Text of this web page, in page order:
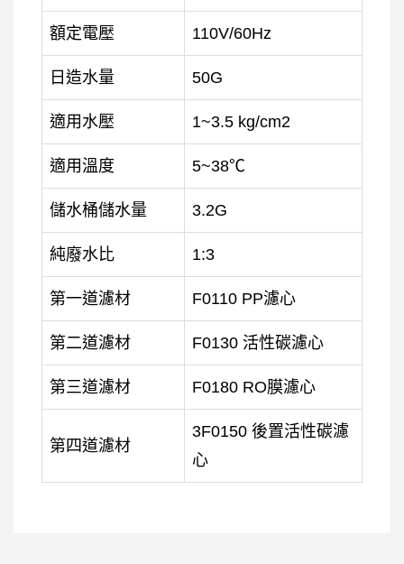
額定電壓 110V/60Hz
日造水量 50G
適用水壓 1~3.5 kg/cm2
適用溫度 5~38℃
儲水桶儲水量 3.2G
純廢水比 1:3
第一道濾材 F0110 PP濾心
第二道濾材 F0130 活性碳濾心
第三道濾材 F0180 RO膜濾心
第四道濾材
3F0150 後置活性碳濾
心